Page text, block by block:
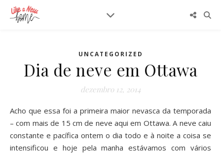
UNCATEGORIZED
Dia de neve em Ottawa
dezembro 12, 2014
Acho que essa foi a primeira maior nevasca da temporada
– com mais de 15 cm de neve aqui em Ottawa. A neve caiu
constante e pacífica ontem o dia todo e à noite a coisa se
intensificou e hoje pela manha estávamos com vários